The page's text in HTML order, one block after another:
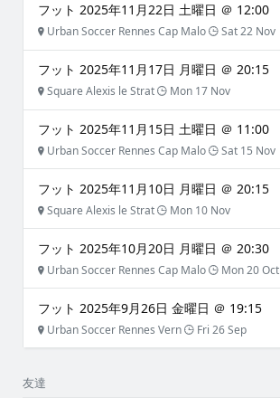
フット 2025年11月22日 土曜日 ＠ 12:00
Urban Soccer Rennes Cap Malo Sat 22 Nov
フット 2025年11月17日 月曜日 ＠ 20:15
Square Alexis le Strat Mon 17 Nov
フット 2025年11月15日 土曜日 ＠ 11:00
Urban Soccer Rennes Cap Malo Sat 15 Nov
フット 2025年11月10日 月曜日 ＠ 20:15
Square Alexis le Strat Mon 10 Nov
フット 2025年10月20日 月曜日 ＠ 20:30
Urban Soccer Rennes Cap Malo Mon 20 Oct
フット 2025年9月26日 金曜日 ＠ 19:15
Urban Soccer Rennes Vern Fri 26 Sep
友達